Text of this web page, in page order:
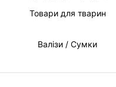
Товари для тварин
Валізи / Сумки